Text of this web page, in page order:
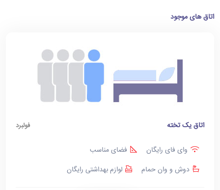
اتاق های موجود
اتاق یک تخته فولبرد
وای فای رایگان
فضای مناسب
دوش و وان حمام
لوازم بهداشتی رایگان